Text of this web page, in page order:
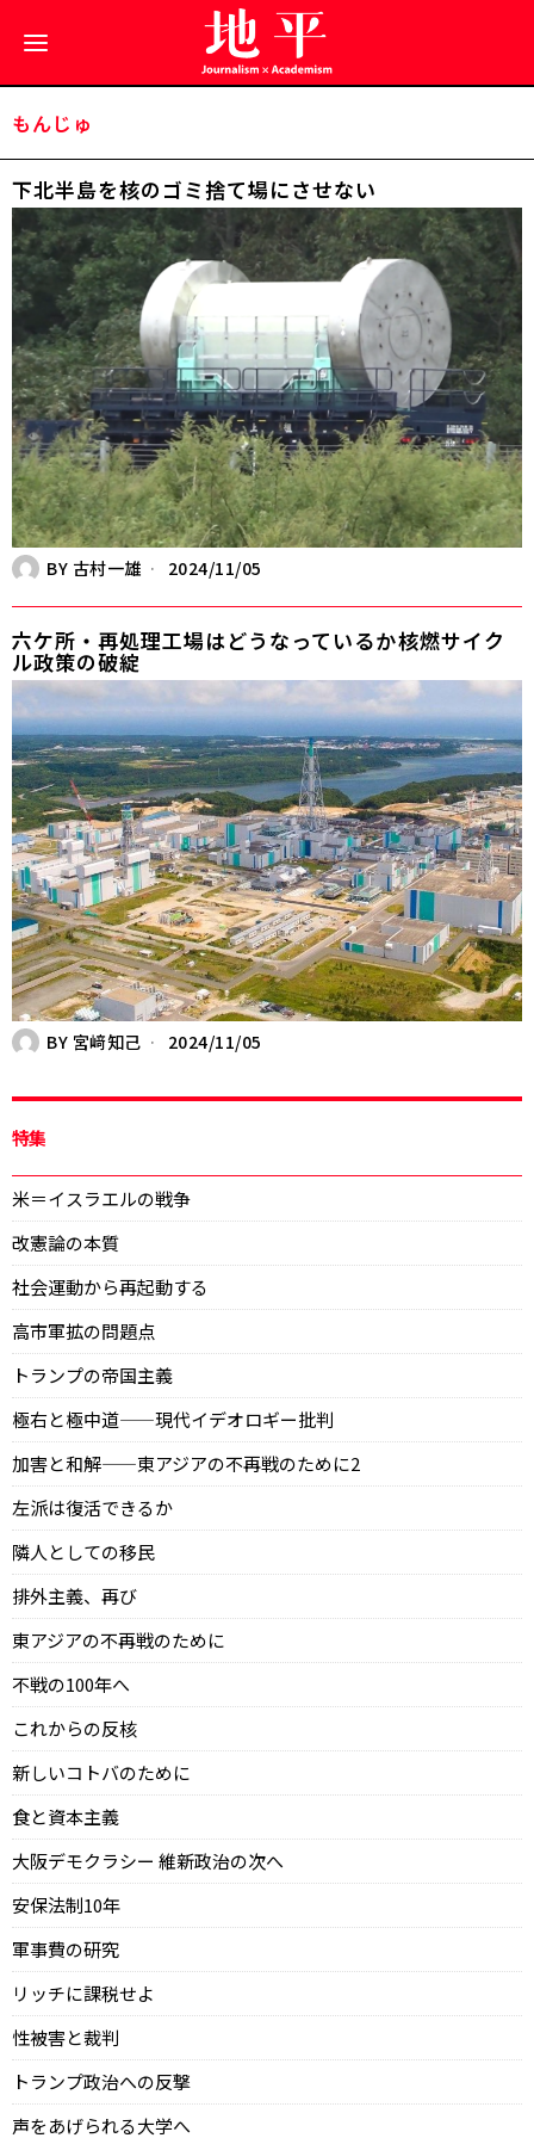
もんじゅ
下北半島を核のゴミ捨て場にさせない
BY 古村一雄 2024/11/05
六ケ所・再処理工場はどうなっているか――核燃サイク
ル政策の破綻
BY 宮﨑知己 2024/11/05
特集
米＝イスラエルの戦争
改憲論の本質
社会運動から再起動する
高市軍拡の問題点
トランプの帝国主義
極右と極中道——現代イデオロギー批判
加害と和解——東アジアの不再戦のために2
左派は復活できるか
隣人としての移民
排外主義、再び
東アジアの不再戦のために
不戦の100年へ
これからの反核
新しいコトバのために
食と資本主義
大阪デモクラシー 維新政治の次へ
安保法制10年
軍事費の研究
リッチに課税せよ
性被害と裁判
トランプ政治への反撃
声をあげられる大学へ